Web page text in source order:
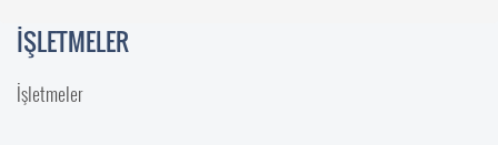
İŞLETMELER
İşletmeler